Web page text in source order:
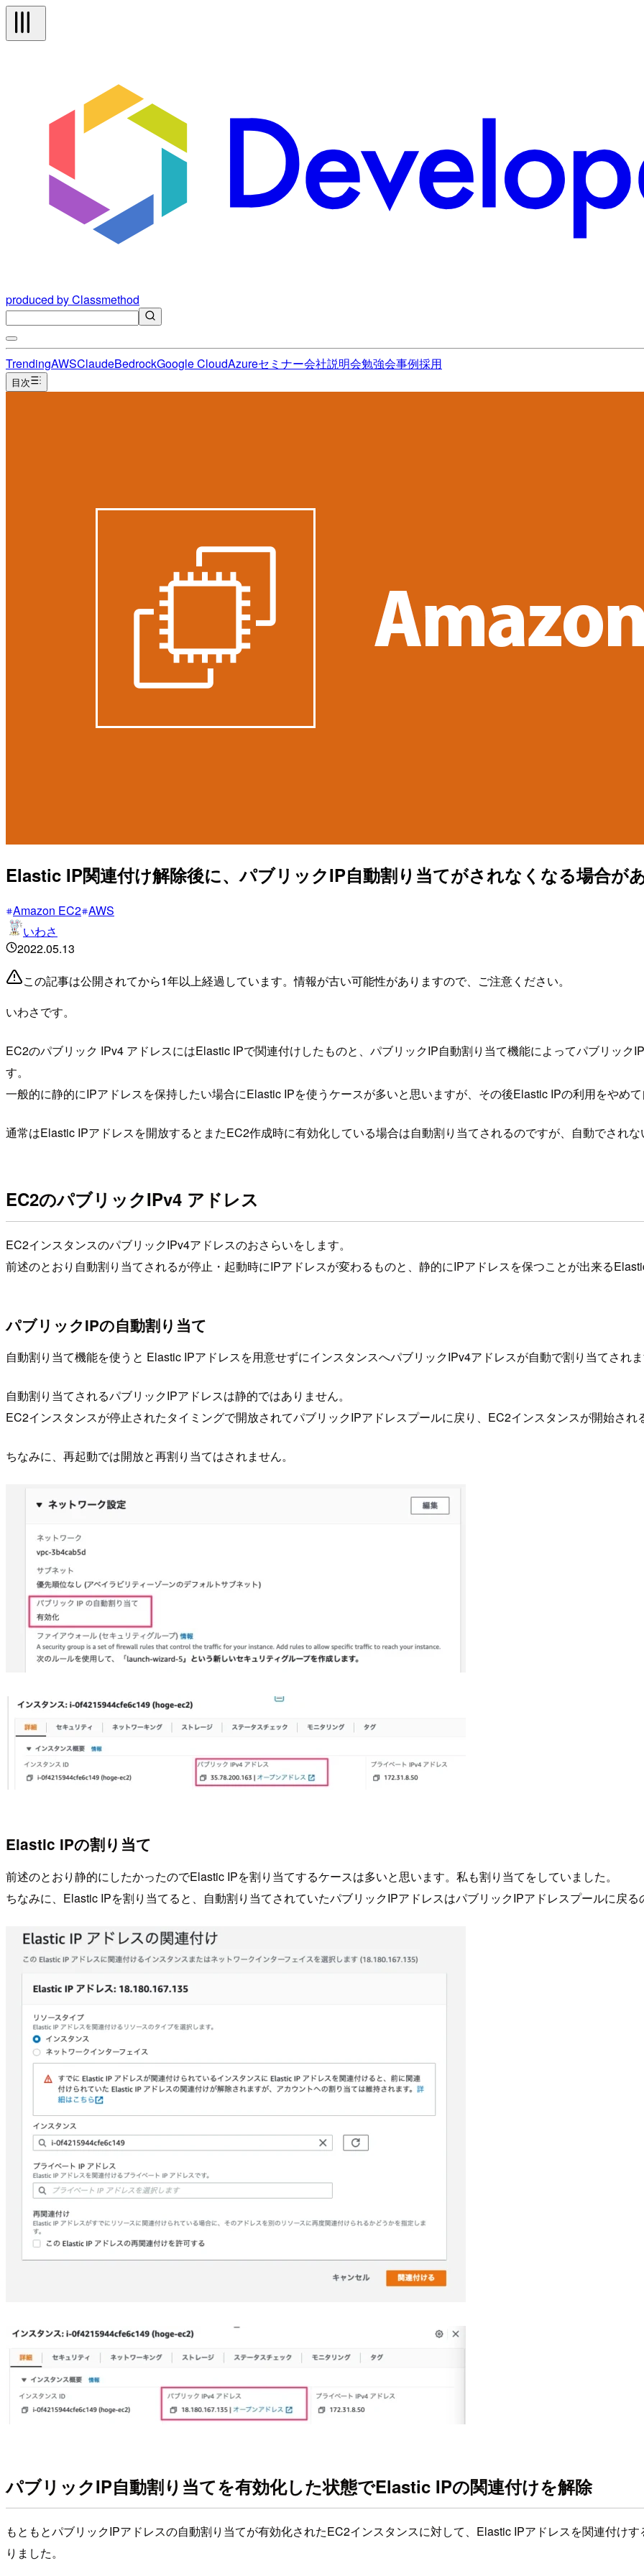
produced by Classmethod
TrendingAWSClaudeBedrockGoogle CloudAzureセミナー会社説明会勉強会事例採用
目次
Elastic IP関連付け解除後に、パブリックIP自動割り当てがされなくなる場合が
Amazon EC2 AWS
いわさ
2022.05.13
この記事は公開されてから1年以上経過しています。情報が古い可能性がありますので、ご注意ください。
いわさです。
EC2のパブリック IPv4 アドレスにはElastic IPで関連付けしたものと、パブリックIP自動割り当て機能によってパブリッ
す。
一般的に静的にIPアドレスを保持したい場合にElastic IPを使うケースが多いと思いますが、その後Elastic IPの利用をやめ
通常はElastic IPアドレスを開放するとまたEC2作成時に有効化している場合は自動割り当てされるのですが、自動でされ
EC2のパブリックIPv4 アドレス
EC2インスタンスのパブリックIPv4アドレスのおさらいをします。
前述のとおり自動割り当てされるが停止・起動時にIPアドレスが変わるものと、静的にIPアドレスを保つことが出来る
パブリックIPの自動割り当て
自動割り当て機能を使うと Elastic IPアドレスを用意せずにインスタンスへパブリックIPv4アドレスが自動で割り当てされ
自動割り当てされるパブリックIPアドレスは静的ではありません。
EC2インスタンスが停止されたタイミングで開放されてパブリックIPアドレスプールに戻り、EC2インスタンスが開始さ
ちなみに、再起動では開放と再割り当てはされません。
Elastic IPの割り当て
前述のとおり静的にしたかったのでElastic IPを割り当てするケースは多いと思います。私も割り当てをしていました。
ちなみに、Elastic IPを割り当てると、自動割り当てされていたパブリックIPアドレスはパブリックIPアドレスプールに戻
パブリックIP自動割り当てを有効化した状態でElastic IPの関連付けを解除
もともとパブリックIPアドレスの自動割り当てが有効化されたEC2インスタンスに対して、Elastic IPアドレスを関連付け
りました。